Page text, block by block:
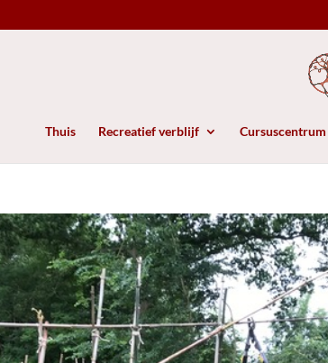
Thuis Recreatief verblijf Cursuscentrum